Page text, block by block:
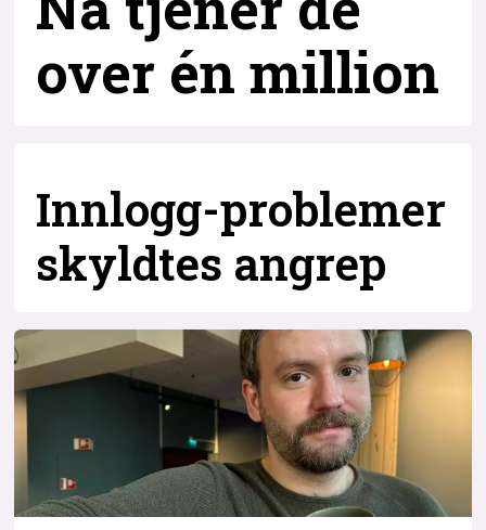
over én million
Innlogg-problemer
skyldtes angrep